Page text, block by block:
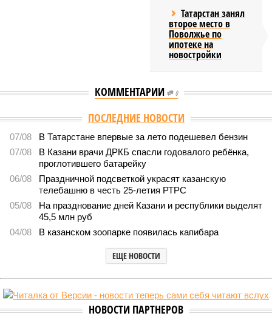
Татарстан занял
второе место в
Поволжье по
ипотеке на
новостройки
КОММЕНТАРИИ 0
ПОСЛЕДНИЕ НОВОСТИ
07/08
В Татарстане впервые за лето подешевел бензин
07/08
В Казани врачи ДРКБ спасли годовалого ребёнка,
проглотившего батарейку
06/08
Праздничной подсветкой украсят казанскую
телебашню в честь 25-летия РТРС
05/08
На празднование дней Казани и республики выделят
45,5 млн руб
04/08
В казанском зоопарке появилась капибара
ЕЩЕ НОВОСТИ
НОВОСТИ ПАРТНЕРОВ